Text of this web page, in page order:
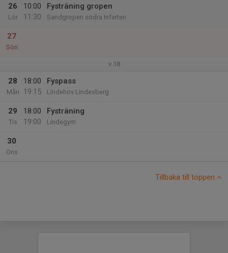
26
Lör
10:00
11:30
Fysträning gropen
Sandgropen södra Infarten
27
Sön
v.18
28
Mån
18:00
19:15
Fyspass
Lindehov Lindesberg
29
Tis
18:00
19:00
Fysträning
Lindegym
30
Ons
Tillbaka till toppen